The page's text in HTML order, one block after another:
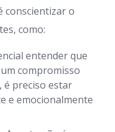
conscientizar o
como:
entender que
compromisso
é preciso estar
e emocionalmente